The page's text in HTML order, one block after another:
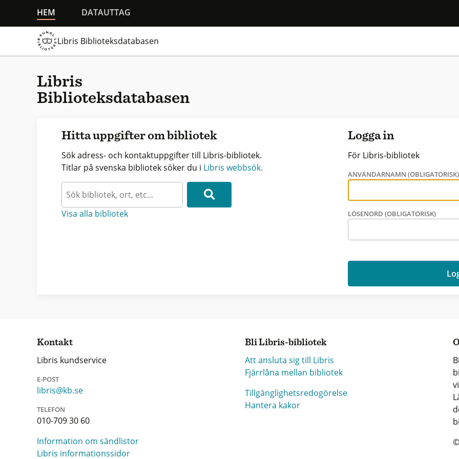
HEM DATAUTTAG
Libris Biblioteksdatabasen
Libris
Biblioteksdatabasen
Hitta uppgifter om bibliotek
Sök adress- och kontaktuppgifter till Libris-bibliotek.
Titlar på svenska bibliotek söker du i Libris webbsök.
Visa alla bibliotek
Logga in
För Libris-bibliotek
ANVÄNDARNAMN (OBLIGATORISK)
LÖSENORD (OBLIGATORISK)
Kontakt
Libris kundservice
E-POST
libris@kb.se
TELEFON
010-709 30 60
Information om sändlistor
Libris informationssidor
Bli Libris-bibliotek
Att ansluta sig till Libris
Fjärrlåna mellan bibliotek
Tillgänglighetsredogörelse
Hantera kakor